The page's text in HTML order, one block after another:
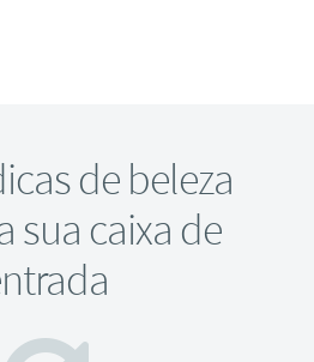
de beleza
sua caixa de